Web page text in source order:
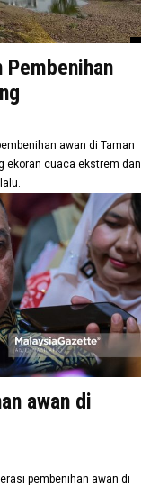
Pembenihan
awan di Taman
ekoran cuaca ekstrem dan
awan di
pembenihan awan di